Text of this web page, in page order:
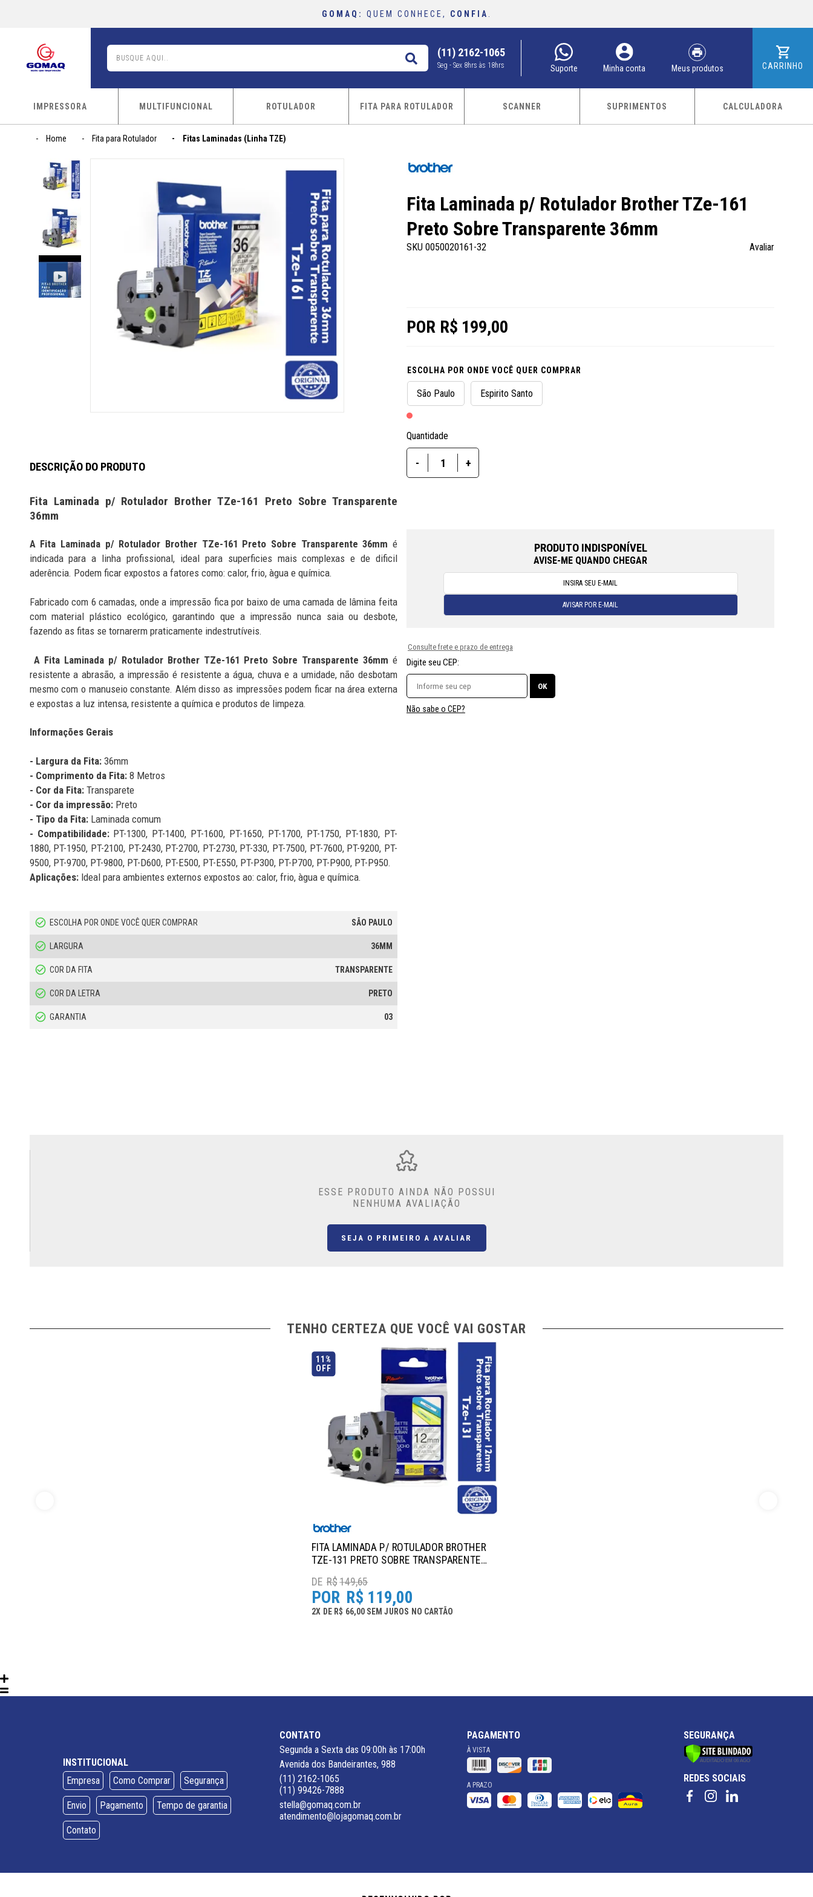
GOMAQ: QUEM CONHECE, CONFIA
buscar (11) 2162-1065
Seg - Sex 8hrs às 18hrs Suporte Minha conta Meus produtos CARRINHO
IMPRESSORA MULTIFUNCIONAL ROTULADOR FITA PARA ROTULADOR SCANNER SUPRIMENTOS CALCULADORA
Home Fita para Rotulador Fitas Laminadas (Linha TZE)
DESCRIÇÃO DO PRODUTO
Fita Laminada p/ Rotulador Brother TZe-161 Preto Sobre Transparente
36mm
A Fita Laminada p/ Rotulador Brother TZe-161 Preto Sobre Transparente 36mm é
indicada para a linha profissional, ideal para superficies mais complexas e de dificil
aderência. Podem ficar expostos a fatores como: calor, frio, àgua e química.
Fabricado com 6 camadas, onde a impressão fica por baixo de uma camada de lâmina feita
com material plástico ecológico, garantindo que a impressão nunca saia ou desbote,
fazendo as fitas se tornarerm praticamente indestrutíveis.
A Fita Laminada p/ Rotulador Brother TZe-161 Preto Sobre Transparente 36mm é
resistente a abrasão, a impressão é resistente a água, chuva e a umidade, não desbotam
mesmo com o manuseio constante. Além disso as impressões podem ficar na área externa
e expostas a luz intensa, resistente a química e produtos de limpeza.
Informações Gerais
- Largura da Fita:36mm
- Comprimento da Fita:8 Metros
- Cor da Fita:Transparete
- Cor da impressão:Preto
- Tipo da Fita:Laminada comum
- Compatibilidade: PT-1300, PT-1400, PT-1600, PT-1650, PT-1700, PT-1750, PT-1830, PT-
1880, PT-1950, PT-2100, PT-2430, PT-2700, PT-2730, PT-330, PT-7500, PT-7600, PT-9200, PT-
9500, PT-9700, PT-9800, PT-D600, PT-E500, PT-E550, PT-P300, PT-P700, PT-P900, PT-P950.
Aplicações:Ideal para ambientes externos expostos ao: calor, frio, àgua e química.
ESCOLHA POR ONDE VOCÊ QUER COMPRAR SÃO PAULO
LARGURA 36MM
COR DA FITA TRANSPARENTE
COR DA LETRA PRETO
GARANTIA 03
Fita Laminada p/ Rotulador Brother TZe-161
Preto Sobre Transparente 36mm
SKU 0050020161-32 Avaliar
R$ 199,00
ESCOLHA POR ONDE VOCÊ QUER COMPRAR
São Paulo Espirito Santo
Quantidade
- +
PRODUTO INDISPONÍVEL
AVISE-ME QUANDO CHEGAR
Consulte frete e prazo de entrega
Digite seu CEP:
Não sabe o CEP?
ESSE PRODUTO AINDA NÃO POSSUI
NENHUMA AVALIAÇÃO
SEJA O PRIMEIRO A AVALIAR
TENHO CERTEZA QUE VOCÊ VAI GOSTAR
11%
OFF
FITA LAMINADA P/ ROTULADOR BROTHER
TZE-131 PRETO SOBRE TRANSPARENTE
R$ 149,65
R$ 119,00
2X DE R$ 66,00 SEM JUROS NO CARTÃO
INSTITUCIONAL
Empresa
Como Comprar Segurança
Envio Pagamento Tempo de garantia
Contato
CONTATO
Segunda a Sexta das 09:00h às 17:00h
Avenida dos Bandeirantes, 988
(11) 2162-1065
(11) 99426-7888
stella@gomaq.com.br
atendimento@lojagomaq.com.br
PAGAMENTO
À VISTA
A PRAZO
SEGURANÇA
REDES SOCIAIS